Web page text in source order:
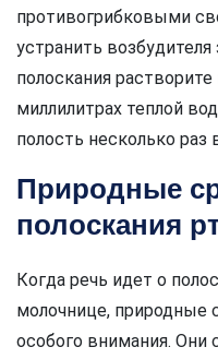
противогрибковыми
устранить
полоскания
миллилитрах теплой
полость несколько раз
Природные
полоскания
Когда речь идет о
молочнице, природные
особого внимания. Они